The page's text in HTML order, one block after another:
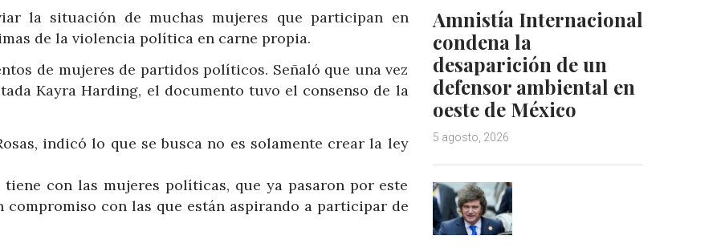
la situación de muchas mujeres que participan en
de la violencia política en carne propia.
de mujeres de partidos políticos. Señaló que una vez
Kayra Harding, el documento tuvo el consenso de la
indicó lo que se busca no es solamente crear la ley
con las mujeres políticas, que ya pasaron por este
con las que están aspirando a participar de
Amnistía Internacional
condena la
desaparición de un
defensor ambiental en
oeste de México
5 agosto, 2026